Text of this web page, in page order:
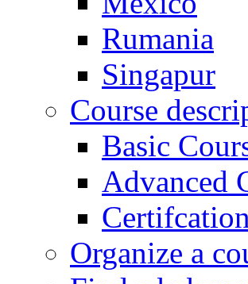
Rumania
Singapur
Course
Basic
Advanced
Certifcation
Organize a